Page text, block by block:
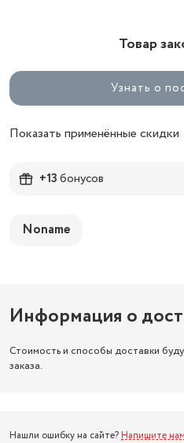
Товар
Узнать о
Показать применённые скидки
+13бонусов
Noname
Информация о
Стоимость и способы доставки
заказа.
Нашли ошибку на сайте? Напишите нам